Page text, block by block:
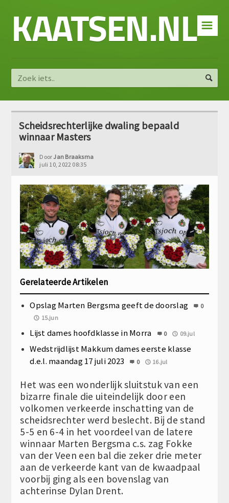
☰
KAATSEN.NL
Scheidsrechterlijke dwaling bepaald
winnaar Masters
DoorJan Braaksma
juli 10, 2022 08:35
Gerelateerde Artikelen
Opslag Marten Bergsma geeft de doorslag
0
15.jun
Lijst dames hoofdklasse in Morra 0 09.jul
Wedstrijdlijst Makkum dames eerste klasse
d.e.l. maandag 17 juli 2023
0 16.jul
Het was een wonderlijk sluitstuk van een
bizarre finale die uiteindelijk door een
volkomen verkeerde inschatting van de
scheidsrechter werd beslecht. Bij de stand
5-5 en 6-4 in het voordeel van de latere
winnaar Marten Bergsma c.s. zag Fokke
van der Veen een bal die zeker drie meter
aan de verkeerde kant van de kwaadpaal
voorbij ging als een bovenslag van
achterinse Dylan Drent.